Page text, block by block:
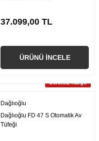
37.099,00 TL
ÜRÜNÜ İNCELE
Ücretsiz Kargo
Dağlıoğlu
Dağlıoğlu FD 47 S Otomatik Av
Tüfeği